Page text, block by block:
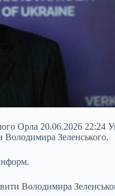
Орла 20.06.2026
Володимира Зеленського.
Володимира